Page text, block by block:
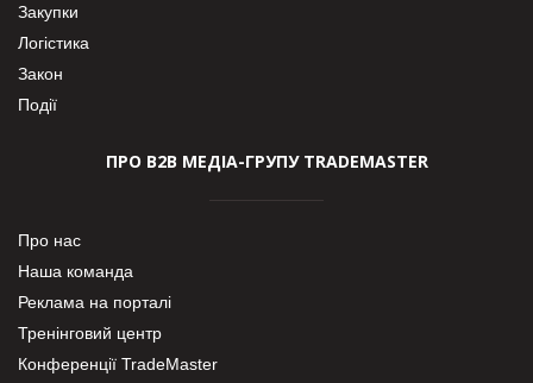
Закупки
Логістика
Закон
Події
ПРО В2В МЕДІА-ГРУПУ TRADEMASTER
Про нас
Наша команда
Реклама на порталі
Тренінговий центр
Конференції TradeMaster